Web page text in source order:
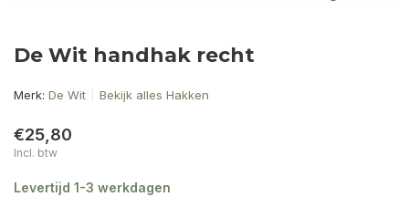
De Wit handhak recht
Merk: De Wit Bekijk alles Hakken
€25,80
Incl. btw
Levertijd 1-3 werkdagen